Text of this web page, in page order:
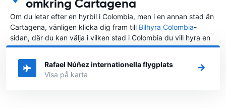
omkring Cartagena
Om du letar efter en hyrbil i Colombia, men i en annan stad än
Cartagena, vänligen klicka dig fram till Bilhyra Colombia-
sidan, där du kan välja i vilken stad i Colombia du vill hyra en
bil.
Rafael Núñez internationella flygplats
Visa på karta